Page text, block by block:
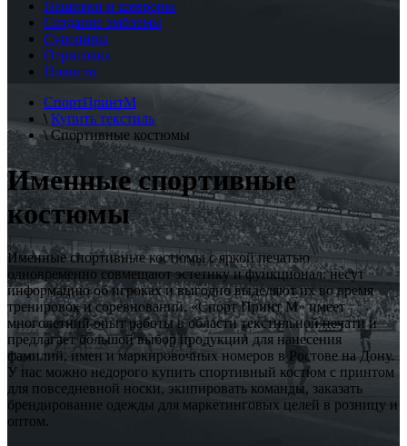
Нашивки и шевроны
Создание эмблемы
Сувениры
Отрисовка
Новости
СпортПринтМ
\ Купить текстиль
\Спортивные костюмы
Именные спортивные
костюмы
Именные спортивные костюмы с яркой печатью
одновременно совмещают эстетику и функционал: несут
информацию об игроках и выгодно выделяют их во время
тренировок и соревнований. «Спорт Принт М» имеет
многолетний опыт работы в области текстильной печати и
предлагает большой выбор продукции для нанесения
фамилий, имен и маркировочных номеров в Ростове на Дону.
У нас можно недорого купить спортивный костюм с принтом
для повседневной носки, экипировать команды, заказать
брендирование одежды для маркетинговых целей в розницу и
оптом.